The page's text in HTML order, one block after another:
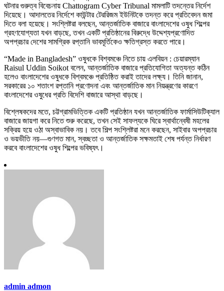
ঘটনার গুরুত্ব বিবেচনায় Chattogram Cyber Tribunal মামলাটি তদন্তের নির্দেশ
দিয়েছে। আদালতের নির্দেশে কাউন্টার টেররিজম ইউনিটকে তদন্ত করে প্রতিবেদন জমা
দিতে বলা হয়েছে। সংশ্লিষ্টরা বলছেন, আন্তর্জাতিক বাজারে বাংলাদেশের ওষুধ শিল্পের
গ্রহণযোগ্যতা যখন বাড়ছে, তখন একটি প্রতিষ্ঠানের বিরুদ্ধে উদ্দেশ্যপ্রণোদিত
অপপ্রচার দেশের সামগ্রিক রপ্তানি ভাবমূর্তিকেও ক্ষতিগ্রস্ত করতে পারে।
“Made in Bangladesh” ওষুধকে বিশ্বমঞ্চে নিতে চায় এলবিয়ন : চেয়ারম্যান
Raisul Uddin Soikot বলেন, আন্তর্জাতিক বাজারে প্রতিযোগিতা অত্যন্ত কঠিন
হলেও বাংলাদেশের ওষুধকে বিশ্বমঞ্চে প্রতিষ্ঠিত করাই তাদের লক্ষ্য। তিনি জানান,
সরকারের ১০ শতাংশ রপ্তানি প্রণোদনা এবং আন্তর্জাতিক মান নিয়ন্ত্রণের কারণে
বাংলাদেশের ওষুধের প্রতি বিদেশি বাজারে আস্থা বাড়ছে।
বিশ্লেষকদের মতে, চট্টগ্রামভিত্তিক একটি প্রতিষ্ঠান যখন আন্তর্জাতিক ফার্মাসিউটিক্যাল
বাজারে জায়গা করে নিতে শুরু করেছে, তখন সেই সাফল্যকে ঘিরে স্বার্থান্বেষী মহলের
সক্রিয় হয়ে ওঠা অস্বাভাবিক নয়। তবে শিল্প সংশ্লিষ্টরা মনে করছেন, সাইবার অপপ্রচার
ও ভয়ভীতি নয়—গুণগত মান, স্বচ্ছতা ও আন্তর্জাতিক সক্ষমতাই শেষ পর্যন্ত নির্ধারণ
করবে বাংলাদেশের ওষুধ শিল্পের ভবিষ্যৎ।
admin admon